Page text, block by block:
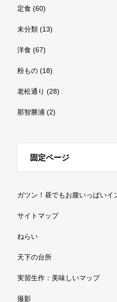
定食 (60)
未分類 (13)
洋食 (67)
粉もの (18)
老松通り (28)
那智勝浦 (2)
固定ページ
ガツン！昼でもお腹いっぱいイ
サイトマップ
ねらい
天下の台所
実習生作：美味しいマップ
撮影